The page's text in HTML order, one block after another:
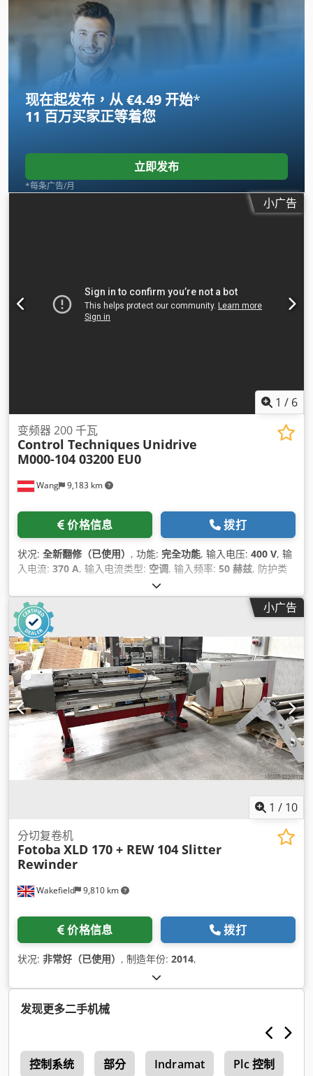
现在起发布，从 €4.49 开始*
11 百万买家正等着您
立即发布
*每条广告/月
小广告
1 / 6
Wang 9,183 km
变频器 200 千瓦
Control Techniques Unidrive
M000-104 03200 EU0
价格信息 拨打
状况: 全新翻修（已使用） , 功能: 完全功能, 输入电压: 400 V, 输
入电流: 370 A, 输入电流类型: 空调, 输入频率: 50 赫兹, 防护类
, 最后一次大修年份:
瓦 (271.92 马力), 设备:铭牌可用,
小广告
1 / 10
Wakefield 9,810 km
分切复卷机
Fotoba XLD 170 + REW 104 Slitter
Rewinder
价格信息 拨打
状况: 非常好（已使用） , 制造年份: 2014,
发现更多二手机械
控制系统 部分 Indramat Plc 控制